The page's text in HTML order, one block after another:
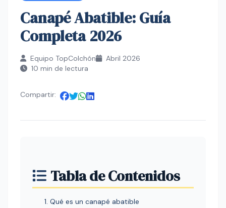
Canapé Abatible: Guía
Completa 2026
Equipo TopColchón
Abril 2026
10 min de lectura
Compartir:
Tabla de Contenidos
1. Qué es un canapé abatible